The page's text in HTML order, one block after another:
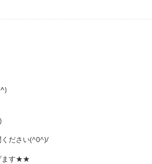
)
ください(^0^)/
ます★★